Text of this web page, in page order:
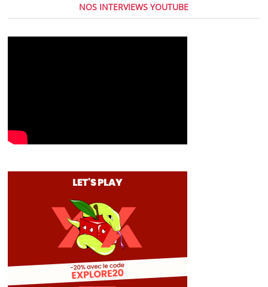
NOS INTERVIEWS YOUTUBE